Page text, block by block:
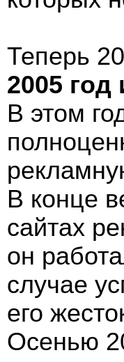
Теперь
2005 год
В этом
В конце
сайтах
он
случае
его
Осенью